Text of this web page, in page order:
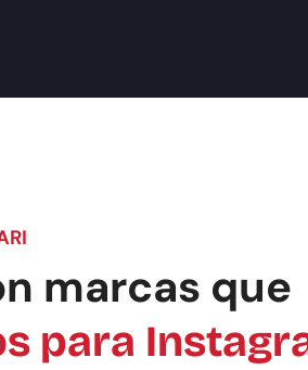
marcas que
para